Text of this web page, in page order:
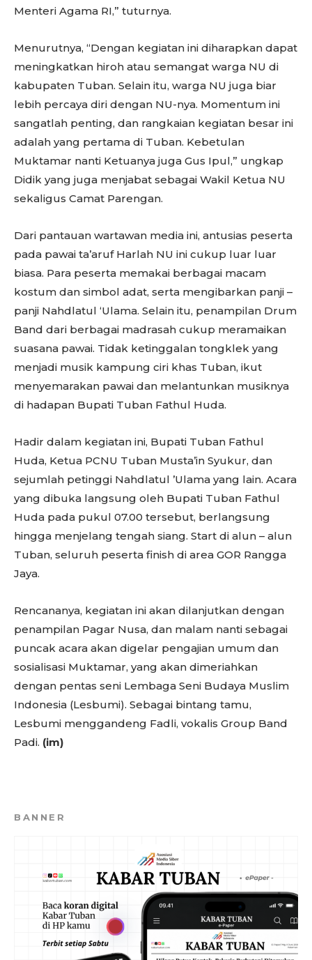
Menteri Agama RI,” tuturnya.
Menurutnya, “Dengan kegiatan ini diharapkan dapat
meningkatkan hiroh atau semangat warga NU di
kabupaten Tuban. Selain itu, warga NU juga biar
lebih percaya diri dengan NU-nya. Momentum ini
sangatlah penting, dan rangkaian kegiatan besar ini
adalah yang pertama di Tuban. Kebetulan
Muktamar nanti Ketuanya juga Gus Ipul,” ungkap
Didik yang juga menjabat sebagai Wakil Ketua NU
sekaligus Camat Parengan.
Dari pantauan wartawan media ini, antusias peserta
pada pawai ta’aruf Harlah NU ini cukup luar luar
biasa. Para peserta memakai berbagai macam
kostum dan simbol adat, serta mengibarkan panji –
panji Nahdlatul ‘Ulama. Selain itu, penampilan Drum
Band dari berbagai madrasah cukup meramaikan
suasana pawai. Tidak ketinggalan tongklek yang
menjadi musik kampung ciri khas Tuban, ikut
menyemarakan pawai dan melantunkan musiknya
di hadapan Bupati Tuban Fathul Huda.
Hadir dalam kegiatan ini, Bupati Tuban Fathul
Huda, Ketua PCNU Tuban Musta’in Syukur, dan
sejumlah petinggi Nahdlatul ’Ulama yang lain. Acara
yang dibuka langsung oleh Bupati Tuban Fathul
Huda pada pukul 07.00 tersebut, berlangsung
hingga menjelang tengah siang. Start di alun – alun
Tuban, seluruh peserta finish di area GOR Rangga
Jaya.
Rencananya, kegiatan ini akan dilanjutkan dengan
penampilan Pagar Nusa, dan malam nanti sebagai
puncak acara akan digelar pengajian umum dan
sosialisasi Muktamar, yang akan dimeriahkan
dengan pentas seni Lembaga Seni Budaya Muslim
Indonesia (Lesbumi). Sebagai bintang tamu,
Lesbumi menggandeng Fadli, vokalis Group Band
Padi. (im)
BANNER